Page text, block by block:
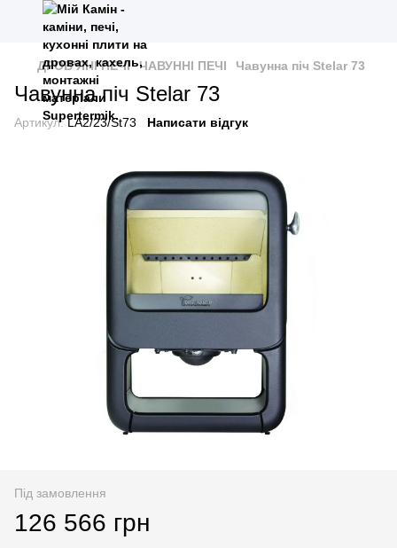
ДРОВ’ЯНІ ПЕЧІ ЧАВУННІ ПЕЧІ Чавунна піч Stelar 73
Чавунна піч Stelar 73
Артикул:LA2/23/St73 Написати відгук
Під замовлення
126 566 грн